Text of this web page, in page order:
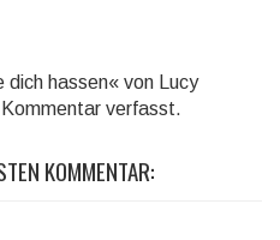
dich hassen« von Lucy
verfasst.
KOMMENTAR: